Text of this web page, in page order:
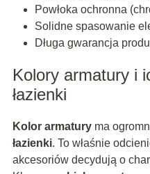
Powłoka ochronna
Solidne spasowanie
Długa gwarancja
Kolory armatury i
łazienki
Kolor armaturyma
łazienki. To właśnie
akcesoriów decydują o